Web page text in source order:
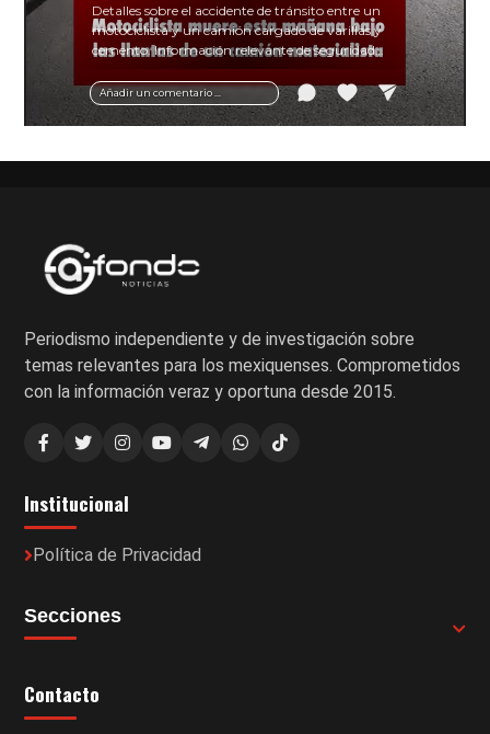
Añadir un comentario ...
Detalles sobre el accidente de tránsito entre un
motociclista y un camión cargado de varillas y
cemento. Información relevante de seguridad
vial y recomendaciones para motociclistas.
Periodismo independiente y de investigación sobre
temas relevantes para los mexiquenses. Comprometidos
con la información veraz y oportuna desde 2015.
Institucional
Política de Privacidad
Secciones
Contacto